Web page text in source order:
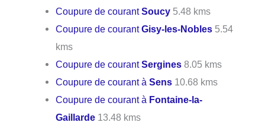
Coupure de courantSoucy 5.48 kms
Coupure de courantGisy-les-Nobles 5.54
kms
Coupure de courantSergines 8.05 kms
Coupure de courant àSens 10.68 kms
Coupure de courant à Fontaine-la-
Gaillarde 13.48 kms